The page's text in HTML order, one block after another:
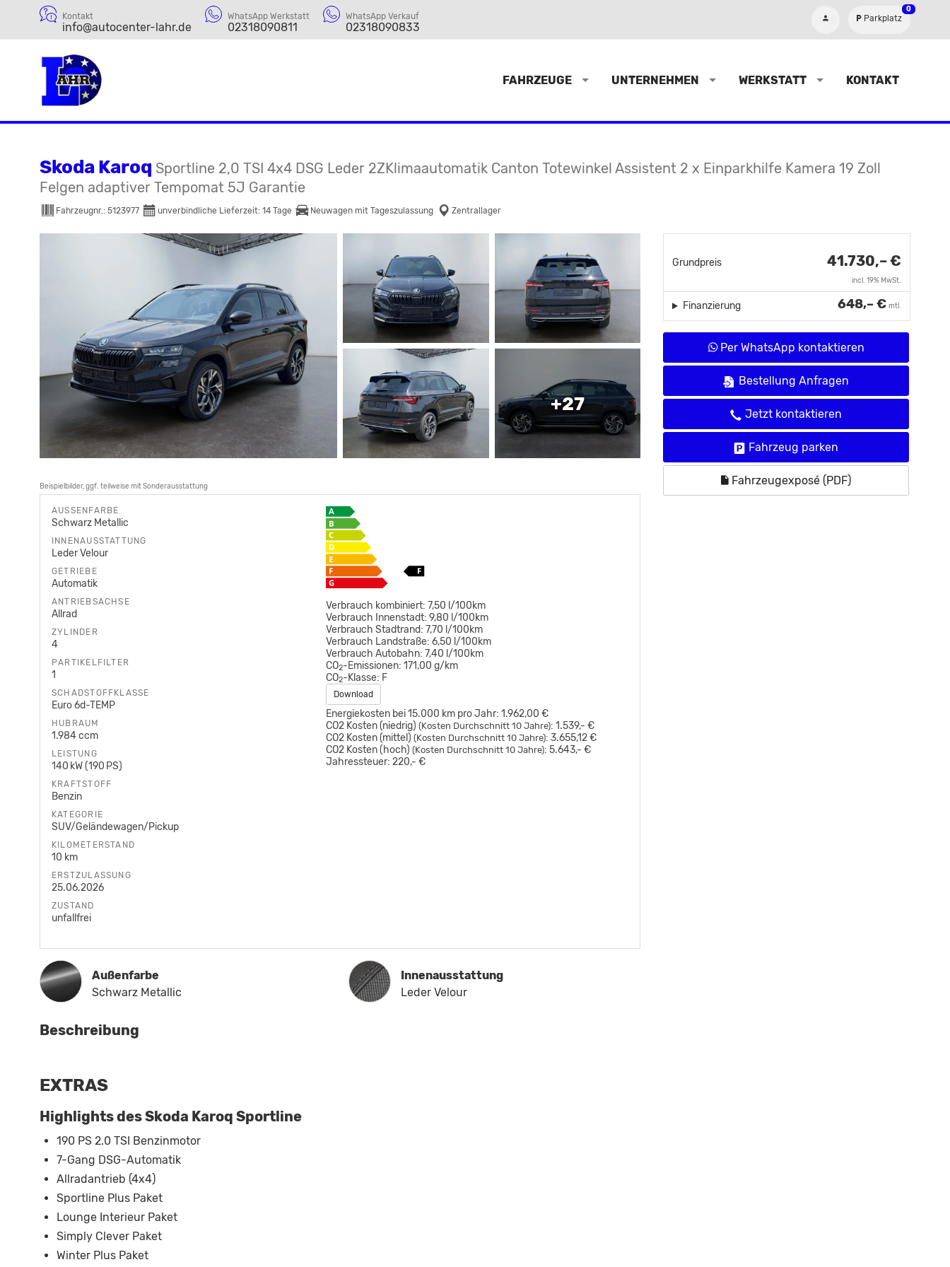
Kontakt
info@autocenter-lahr.de
WhatsApp Werkstatt
02318090811
WhatsApp Verkauf
02318090833
Parkplatz
0
FAHRZEUGE UNTERNEHMEN WERKSTATT KONTAKT
Skoda Karoq Sportline 2,0 TSI 4x4 DSG Leder 2ZKlimaautomatik Canton Totewinkel Assistent 2 x Einparkhilfe Kamera 19 Zoll
Felgen adaptiver Tempomat 5J Garantie
Fahrzeugnr.: 5123977 unverbindliche Lieferzeit: 14 Tage Neuwagen mit Tageszulassung Zentrallager
Grundpreis 41.730,– €
incl. 19% MwSt.
648,– € mtl.
Finanzierung
Per WhatsApp kontaktieren
Bestellung Anfragen
Jetzt kontaktieren
Fahrzeug parken
Fahrzeugexposé (PDF)
+27
Beispielbilder, ggf. teilweise mit Sonderausstattung
AUSSENFARBE
Schwarz Metallic
INNENAUSSTATTUNG
Leder Velour
GETRIEBE
Automatik
ANTRIEBSACHSE
Allrad
ZYLINDER
4
PARTIKELFILTER
1
SCHADSTOFFKLASSE
Euro 6d-TEMP
HUBRAUM
1.984 ccm
LEISTUNG
140 kW (190 PS)
KRAFTSTOFF
Benzin
KATEGORIE
SUV/Geländewagen/Pickup
KILOMETERSTAND
10 km
ERSTZULASSUNG
25.06.2026
ZUSTAND
unfallfrei
Verbrauch kombiniert: 7,50 l/100km
Verbrauch Innenstadt: 9,80 l/100km
Verbrauch Stadtrand: 7,70 l/100km
Verbrauch Landstraße: 6,50 l/100km
Verbrauch Autobahn: 7,40 l/100km
CO2-Emissionen: 171,00 g/km
CO2-Klasse: F
Download
Energiekosten bei 15.000 km pro Jahr: 1.962,00 €
CO2 Kosten (niedrig) (Kosten Durchschnitt 10 Jahre): 1.539,- €
CO2 Kosten (mittel) (Kosten Durchschnitt 10 Jahre): 3.655,12 €
CO2 Kosten (hoch) (Kosten Durchschnitt 10 Jahre): 5.643,- €
Jahressteuer: 220,- €
Außenfarbe
Schwarz Metallic
Innenausstattung
Innenausstattung
Leder Velour
Beschreibung
EXTRAS
Highlights des Skoda Karoq Sportline
190 PS 2.0 TSI Benzinmotor
7-Gang DSG-Automatik
Allradantrieb (4x4)
Sportline Plus Paket
Lounge Interieur Paket
Simply Clever Paket
Winter Plus Paket